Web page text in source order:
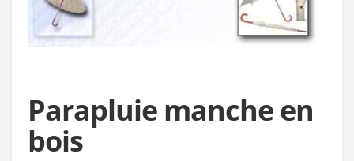
Parapluie manche en
bois